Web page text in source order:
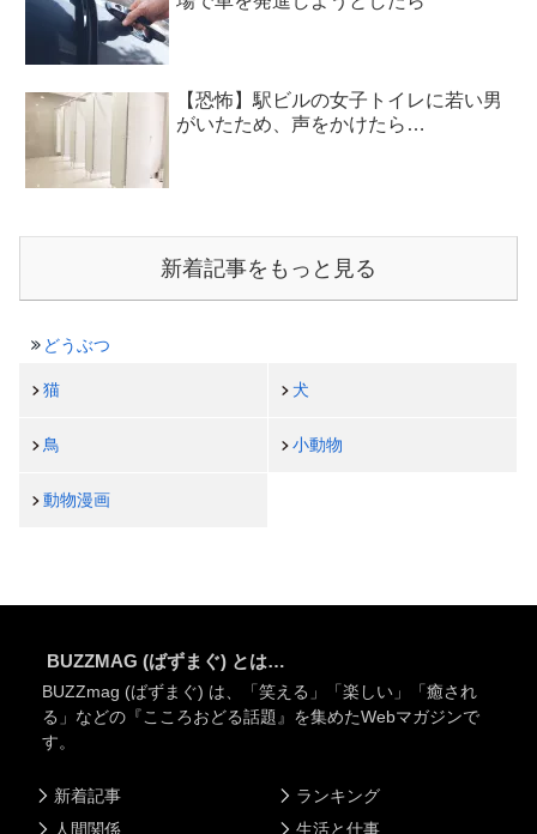
【恐怖】駅ビルの女子トイレに若い男
がいたため、声をかけたら…
新着記事をもっと見る
どうぶつ
猫 犬
鳥 小動物
動物漫画
BUZZMAG (ばずまぐ) とは…
BUZZmag (ばずまぐ) は、「笑える」「楽しい」「癒され
る」などの『こころおどる話題』を集めたWebマガジンで
す。
新着記事
人間関係
ランキング
生活と仕事